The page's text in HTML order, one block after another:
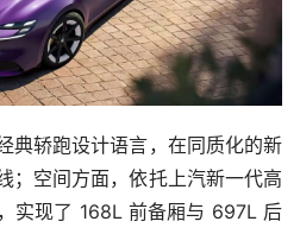
典轿跑设计语言，在同质化的新
；空间方面，依托上汽新一代高
实现了 168L 前备厢与 697L 后